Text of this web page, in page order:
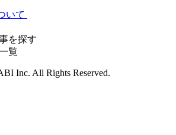
いて
を探す
覧
Inc. All Rights Reserved.